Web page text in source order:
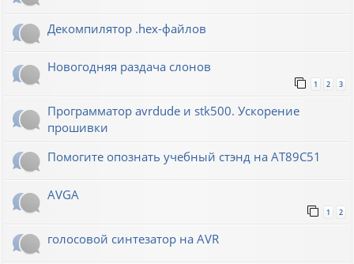
Декомпилятор .hex-файлов
Новогодняя раздача слонов
1 2 3
Программатор avrdude и stk500. Ускорение
прошивки
Помогите опознать учебный стэнд на AT89С51
AVGA
1 2
голосовой синтезатор на AVR